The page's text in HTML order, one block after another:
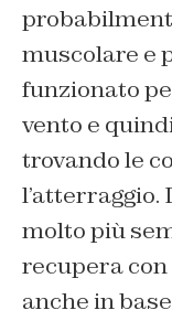
muscolare e
funzionato
vento e
trovando le
l’atterraggio.
molto più
recupera
anche in